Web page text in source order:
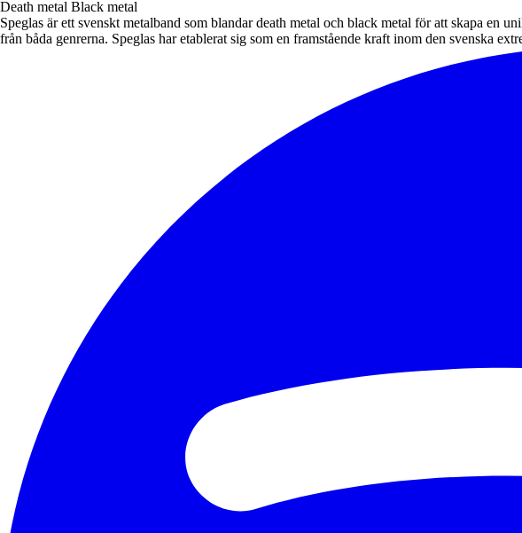
Death metal Black metal
Speglas är ett svenskt metalband som blandar death metal och black metal för att skapa en
från båda genrerna. Speglas har etablerat sig som en framstående kraft inom den svenska